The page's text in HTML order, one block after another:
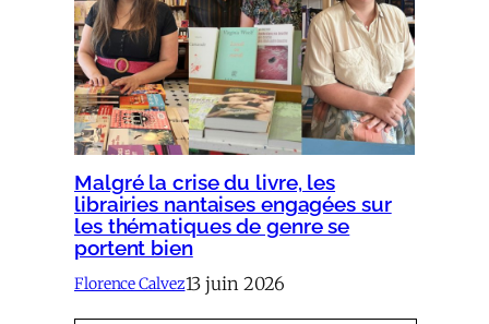
Malgré la crise du livre, les
librairies nantaises engagées sur
les thématiques de genre se
portent bien
Florence Calvez13 juin 2026